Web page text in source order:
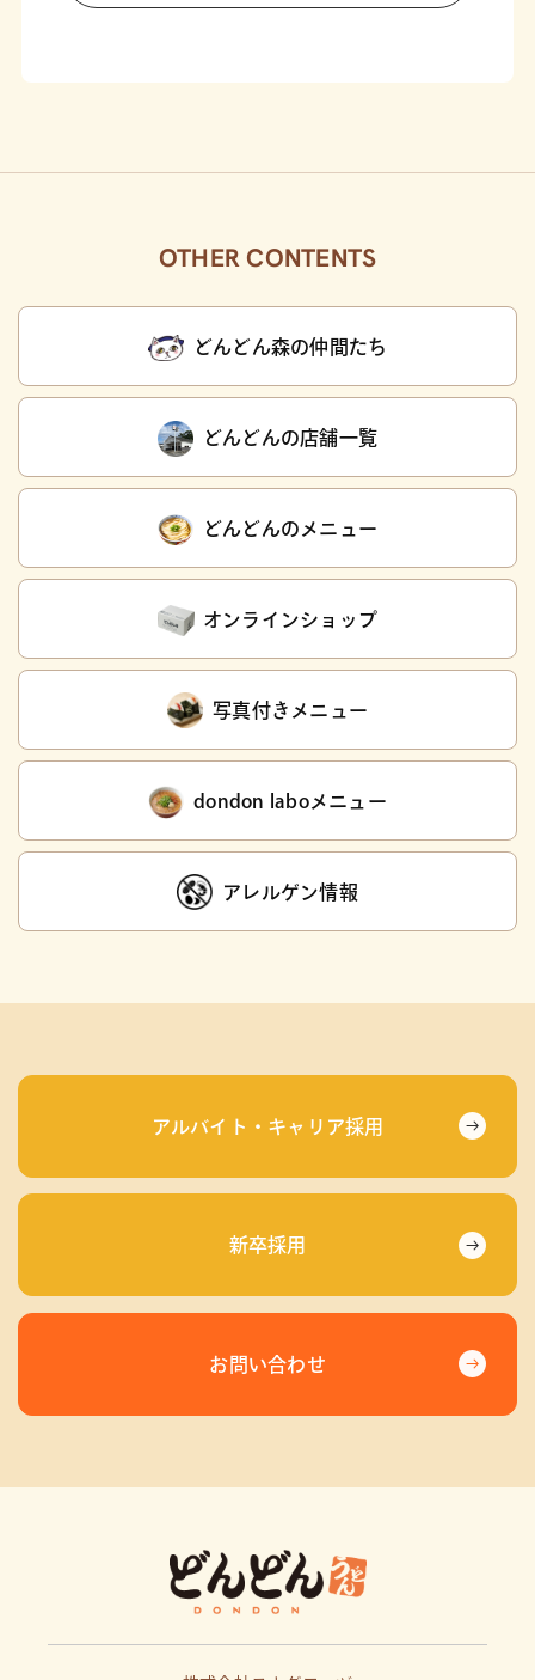
OTHER CONTENTS
どんどん森の仲間たち
どんどんの店舗一覧
どんどんのメニュー
オンラインショップ
写真付きメニュー
dondon laboメニュー
アレルゲン情報
アルバイト・キャリア採用
新卒採用
お問い合わせ